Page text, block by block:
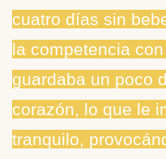
cuatro días sin
la competencia
guardaba un poco
corazón, lo que le
tranquilo,